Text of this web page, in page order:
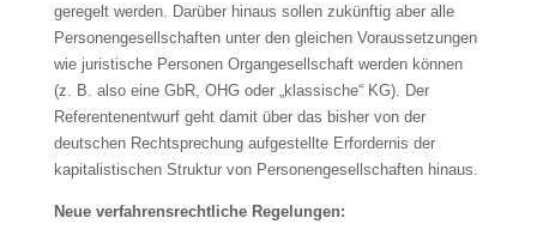
geregelt werden. Darüber hinaus sollen zukünftig aber alle
Personengesellschaften unter den gleichen Voraussetzungen
wie juristische Personen Organgesellschaft werden können
(z. B. also eine GbR, OHG oder „klassische“ KG). Der
Referentenentwurf geht damit über das bisher von der
deutschen Rechtsprechung aufgestellte Erfordernis der
kapitalistischen Struktur von Personengesellschaften hinaus.
Neue verfahrensrechtliche Regelungen: